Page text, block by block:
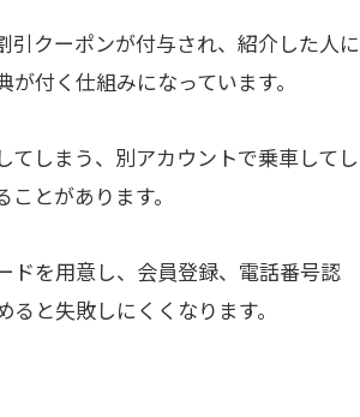
クーポンが付与され、紹介した人に
付く仕組みになっています。
しまう、別アカウントで乗車してし
とがあります。
ドを用意し、会員登録、電話番号認
と失敗しにくくなります。